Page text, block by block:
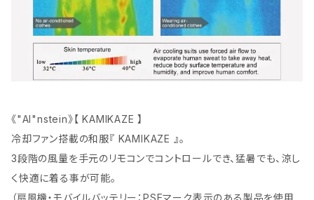
《"AI"nstein》【 KAMIKAZE 】
冷却ファン搭載の和服『 KAMIKAZE 』。
3段階の風量を手元のリモコンでコントロールでき、猛暑でも、涼し
く快適に着る事が可能。